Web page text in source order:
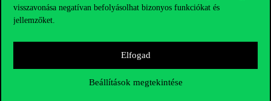
visszavonása negatívan befolyásolhat bizonyos funkciókat és
jellemzőket.
Elfogad
Beállítások megtekintése
Hasznos linkek